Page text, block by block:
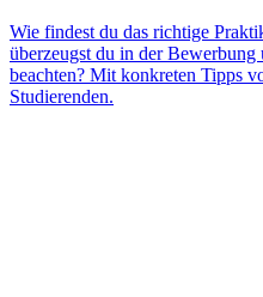
Wie findest du das richtige
überzeugst du in der
beachten? Mit konkreten Tipps
Studierenden.